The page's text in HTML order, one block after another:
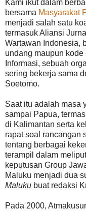
Kami ikut dalam
bersama Masyarakat
menjadi salah satu
termasuk Aliansi
Wartawan Indonesia,
undang maupun
Informasi, sebuah
sering bekerja sama
Soetomo.
Saat itu adalah masa
sampai Papua,
di Kalimantan serta
rapat soal rancangan
tentang berbagai
terampil dalam
keputusan Group
Maluku menjadi dua
Maluku buat redaksi
Pada 2000,